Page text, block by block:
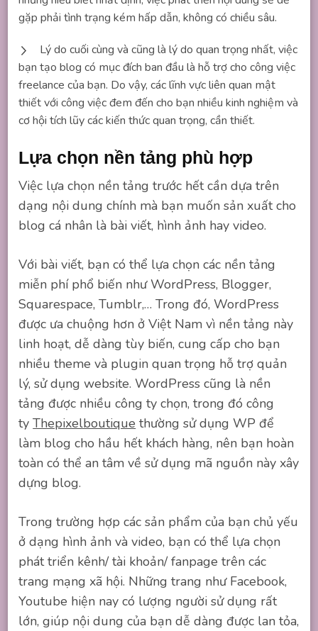
gặp phải tình trạng kém hấp dẫn, không có chiều sâu.
Lý do cuối cùng và cũng là lý do quan trọng nhất, việc
bạn tạo blog có mục đích ban đầu là hỗ trợ cho công việc
freelance của bạn. Do vậy, các lĩnh vực liên quan mật
thiết với công việc đem đến cho bạn nhiều kinh nghiệm và
cơ hội tích lũy các kiến thức quan trọng, cần thiết.
Lựa chọn nền tảng phù hợp
Việc lựa chọn nền tảng trước hết cần dựa trên
dạng nội dung chính mà bạn muốn sản xuất cho
blog cá nhân là bài viết, hình ảnh hay video.
Với bài viết, bạn có thể lựa chọn các nền tảng
miễn phí phổ biến như WordPress, Blogger,
Squarespace, Tumblr,… Trong đó, WordPress
được ưa chuộng hơn ở Việt Nam vì nền tảng này
linh hoạt, dễ dàng tùy biến, cung cấp cho bạn
nhiều theme và plugin quan trọng hỗ trợ quản
lý, sử dụng website. WordPress cũng là nền
tảng được nhiều công ty chọn, trong đó công
tyThepixelboutique thường sử dụng WP để
làm blog cho hầu hết khách hàng, nên bạn hoàn
toàn có thể an tâm về sử dụng mã nguồn này xây
dựng blog.
Trong trường hợp các sản phẩm của bạn chủ yếu
ở dạng hình ảnh và video, bạn có thể lựa chọn
phát triển kênh/ tài khoản/ fanpage trên các
trang mạng xã hội. Những trang như Facebook,
Youtube hiện nay có lượng người sử dụng rất
lớn, giúp nội dung của bạn dễ dàng được lan tỏa,